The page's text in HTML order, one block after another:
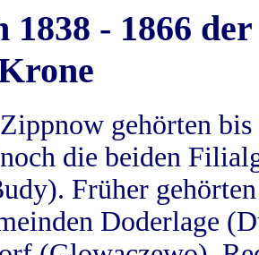
1838 - 1866
gehörten
die beiden
Früher
Doderlage